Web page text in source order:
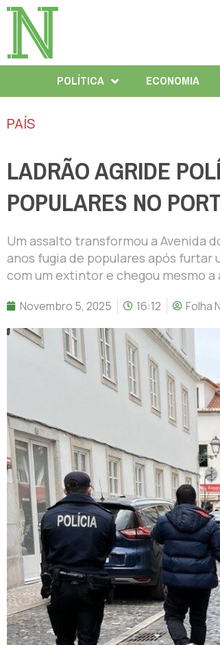
POLÍTICA ECONOMIA
PAÍS
LADRÃO AGRIDE
POPULARES NO
Um assalto transformou a Avenida
anos fugia de populares após furtar
com um extintor e chegou mesmo
Novembro 5, 2025 16:12 Folha